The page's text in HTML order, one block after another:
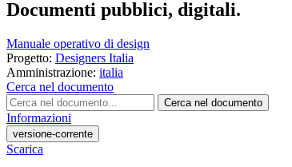
Documenti pubblici, digitali.
Manuale operativo di design
Progetto: Designers Italia
Amministrazione: italia
Cerca nel documento
Cerca nel documento
Informazioni
versione-corrente
Scarica